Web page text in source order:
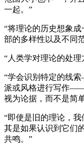
一起。”
“将理论的历史想象
部的多样性以及不同
“人类学对理论的处
“学会识别特定的线
派或风格进行写作——
视为论据，而不是简
“即使是旧的理论，
其是如果认识到它们
共鸣。”